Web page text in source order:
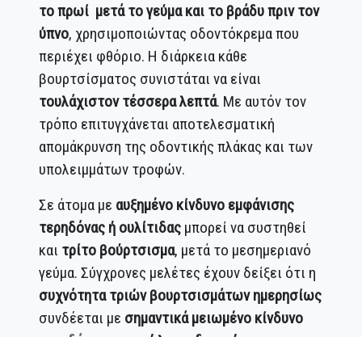
το πρωί μετά το γεύμα και το βράδυ πριν τον
ύπνο, χρησιμοποιώντας οδοντόκρεμα που
περιέχει φθόριο. Η διάρκεια κάθε
βουρτσίσματος συνιστάται να είναι
τουλάχιστον τέσσερα λεπτά. Με αυτόν τον
τρόπο επιτυγχάνεται αποτελεσματική
απομάκρυνση της οδοντικής πλάκας και των
υπολειμμάτων τροφών.
Σε άτομα με αυξημένο κίνδυνο εμφάνισης
τερηδόνας ή ουλίτιδας μπορεί να συστηθεί
και τρίτο βούρτσισμα, μετά το μεσημεριανό
γεύμα. Σύγχρονες μελέτες έχουν δείξει ότι η
συχνότητα τριών βουρτσισμάτων ημερησίως
συνδέεται με σημαντικά μειωμένο κίνδυνο